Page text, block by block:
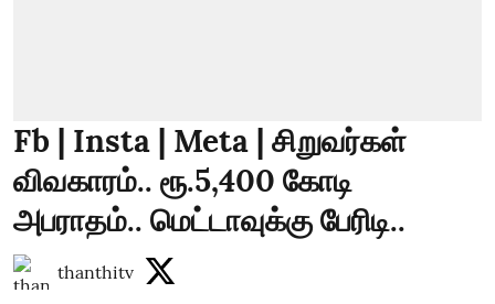
Fb | Insta | Meta | சிறுவர்கள்
விவகாரம்.. ரூ.5,400 கோடி
அபராதம்.. மெட்டாவுக்கு பேரிடி..
thanthitv